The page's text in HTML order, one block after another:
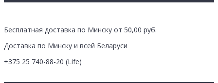
Бесплатная доставка по Минску от 50,00 руб.
Доставка по Минску и всей Беларуси
+375 25 740-88-20 (Life)